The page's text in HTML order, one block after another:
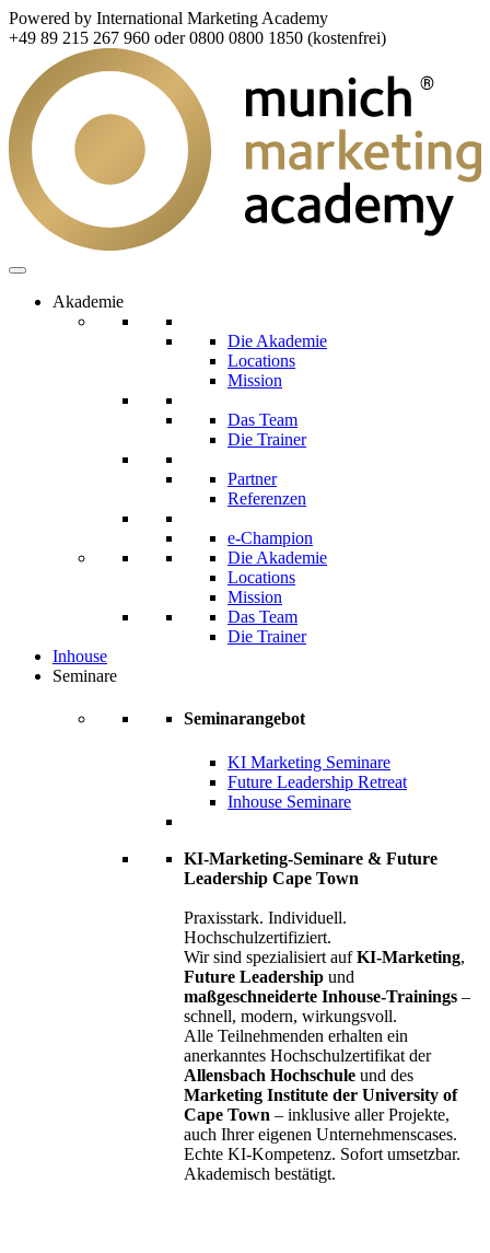
Powered by International Marketing Academy
+49 89 215 267 960 oder 0800 0800 1850 (kostenfrei)
Akademie
Die Akademie
Locations
Mission
Das Team
Die Trainer
Partner
Referenzen
e-Champion
Die Akademie
Locations
Mission
Das Team
Die Trainer
Inhouse
Seminare
Seminarangebot
KI Marketing Seminare
Future Leadership Retreat
Inhouse Seminare
KI-Marketing-Seminare & Future
Leadership Cape Town
Praxisstark. Individuell.
Hochschulzertifiziert.
Wir sind spezialisiert aufKI-Marketing,
Future Leadership und
maßgeschneiderte Inhouse-Trainings –
schnell, modern, wirkungsvoll.
Alle Teilnehmenden erhalten ein
anerkanntes Hochschulzertifikat der
Allensbach Hochschule und des
Marketing Institute der University of
Cape Town – inklusive aller Projekte,
auch Ihrer eigenen Unternehmenscases.
Echte KI-Kompetenz. Sofort umsetzbar.
Akademisch bestätigt.